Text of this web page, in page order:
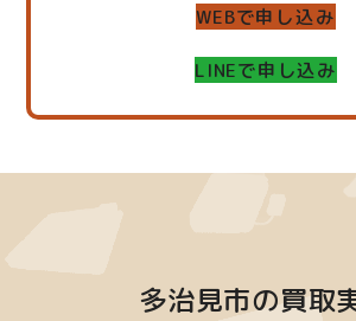
WEBで申し込み
LINEで申し込み
多治見市の買取